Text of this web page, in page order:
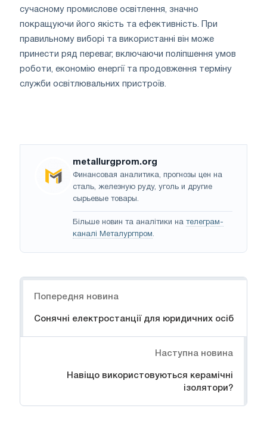
сучасному промислове освітлення, значно
покращуючи його якість та ефективність. При
правильному виборі та використанні він може
принести ряд переваг, включаючи поліпшення умов
роботи, економію енергії та продовження терміну
служби освітлювальних пристроїв.
metallurgprom.org
Финансовая аналитика, прогнозы цен на
сталь, железную руду, уголь и другие
сырьевые товары.
Більше новин та аналітики на телеграм-
каналі Металургпром.
Попередня новина
Сонячні електростанції для юридичних осіб
Наступна новина
Навіщо використовуються керамічні
ізолятори?